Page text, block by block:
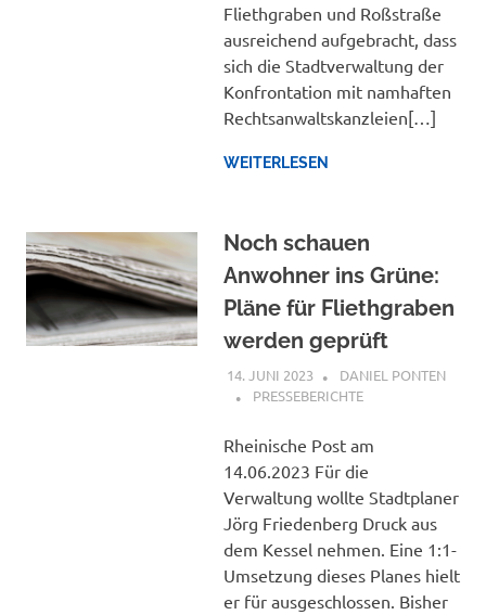
Fliethgraben und Roßstraße
ausreichend aufgebracht, dass
sich die Stadtverwaltung der
Konfrontation mit namhaften
Rechtsanwaltskanzleien[…]
WEITERLESEN
Noch schauen
Anwohner ins Grüne:
Pläne für Fliethgraben
werden geprüft
14. JUNI 2023
DANIEL PONTEN
PRESSEBERICHTE
Rheinische Post am
14.06.2023 Für die
Verwaltung wollte Stadtplaner
Jörg Friedenberg Druck aus
dem Kessel nehmen. Eine 1:1-
Umsetzung dieses Planes hielt
er für ausgeschlossen. Bisher